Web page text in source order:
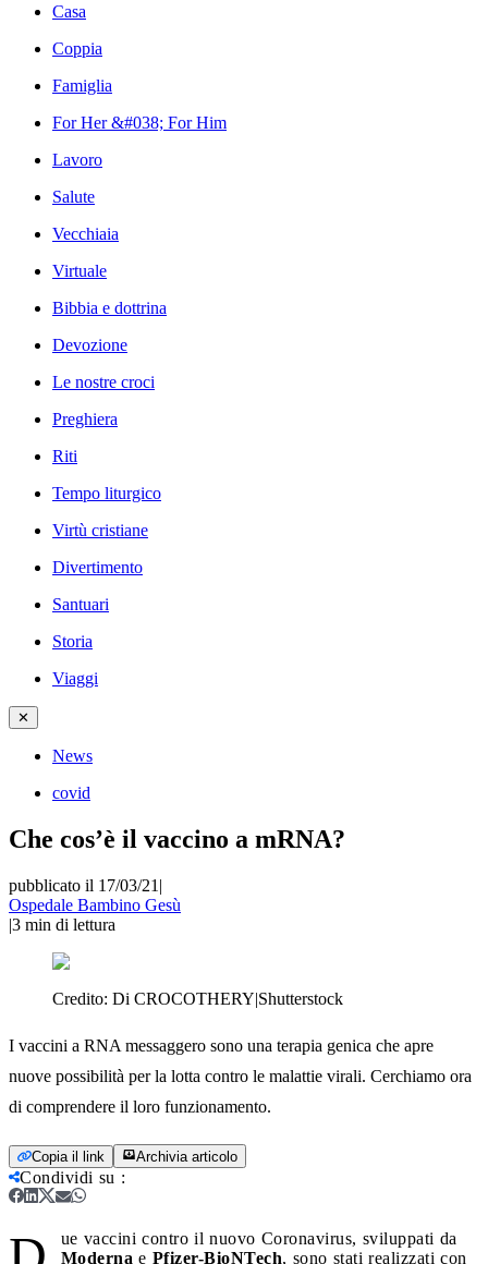
Casa
Coppia
Famiglia
For Her &#038; For Him
Lavoro
Salute
Vecchiaia
Virtuale
Bibbia e dottrina
Devozione
Le nostre croci
Preghiera
Riti
Tempo liturgico
Virtù cristiane
Divertimento
Santuari
Storia
Viaggi
✕
News
covid
Che cos’è il vaccino a mRNA?
pubblicato il 17/03/21 |
Ospedale Bambino Gesù
|3 min di lettura
Credito: Di CROCOTHERY|Shutterstock
I vaccini a RNA messaggero sono una terapia genica che apre
nuove possibilità per la lotta contro le malattie virali. Cerchiamo ora
di comprendere il loro funzionamento.
Copia il link Archivia articolo
Condividi su :
ue vaccini contro il nuovo Coronavirus, sviluppati da
Moderna e Pfizer-BioNTech, sono stati realizzati con